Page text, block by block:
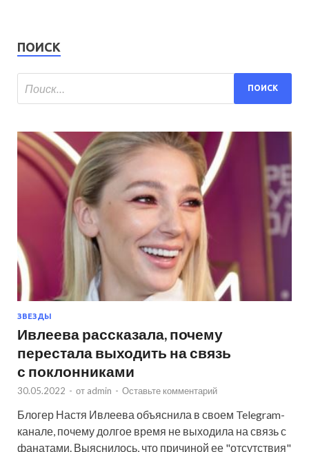
ПОИСК
ЗВЕЗДЫ
Ивлеева рассказала, почему
перестала выходить на связь
с поклонниками
30.05.2022 - от admin - Оставьте комментарий
Блогер Настя Ивлеева объяснила в своем Telegram-
канале, почему долгое время не выходила на связь с
фанатами. Выяснилось, что причиной ее "отсутствия"